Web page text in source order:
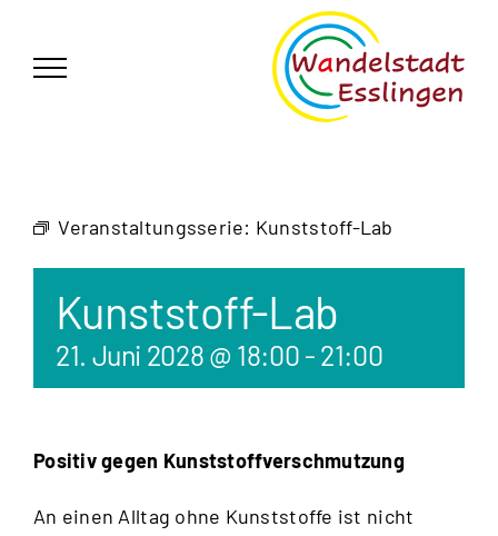
springen
Veranstaltungsserie: Kunststoff-Lab
Kunststoff-Lab
21. Juni 2028 @ 18:00 - 21:00
Positiv gegen Kunststoffverschmutzung
An einen Alltag ohne Kunststoffe ist nicht